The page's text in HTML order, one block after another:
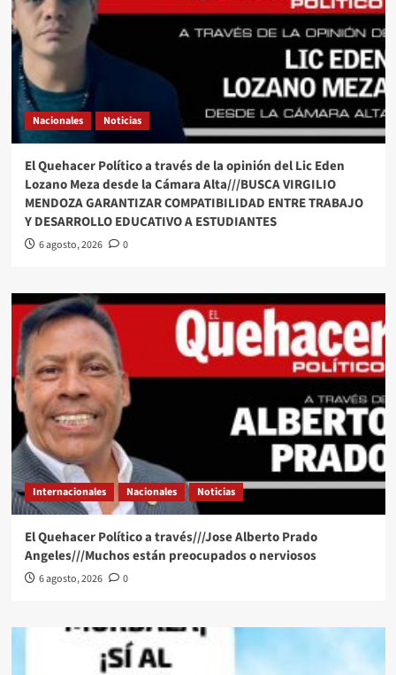
Nacionales Noticias
El Quehacer Político a través de la opinión del Lic Eden
Lozano Meza desde la Cámara Alta///BUSCA VIRGILIO
MENDOZA GARANTIZAR COMPATIBILIDAD ENTRE TRABAJO
Y DESARROLLO EDUCATIVO A ESTUDIANTES
6 agosto, 2026 0
Internacionales Nacionales Noticias
El Quehacer Político a través///Jose Alberto Prado
Angeles///Muchos están preocupados o nerviosos
6 agosto, 2026 0